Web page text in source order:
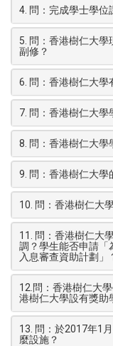
4. 問：完成學士學位
5. 問：香港樹仁大
副修？
6. 問：香港樹仁大學
7. 問：香港樹仁大學
8. 問：香港樹仁大學
9. 問：香港樹仁大學
10. 問：香港樹仁大
11. 問：香港樹仁大
調？學生能否申請「
入息審查資助計劃」
12.問：香港樹仁大
港樹仁大學設有獎助
13. 問：於2017年1
麼設施？